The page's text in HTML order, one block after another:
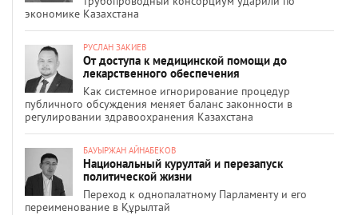
экономике Казахстана
РУСЛАН ЗАКИЕВ
От доступа к медицинской помощи до
лекарственного обеспечения
Как системное игнорирование процедур
публичного обсуждения меняет баланс законности в
регулировании здравоохранения Казахстана
БАУЫРЖАН АЙНАБЕКОВ
Национальный курултай и перезапуск
политической жизни
Переход к однопалатному Парламенту и его
переименование в Құрылтай